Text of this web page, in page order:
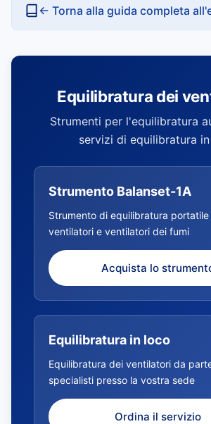
← Torna alla guida completa
Equilibratura dei
Strumenti per l'equilibratura
servizi di equilibratura
Strumento Balanset-1A
Strumento di equilibratura
ventilatori e ventilatori dei fumi
Acquista lo
Equilibratura in loco
Equilibratura dei ventilatori da
specialisti presso la vostra sede
Ordina il servizio